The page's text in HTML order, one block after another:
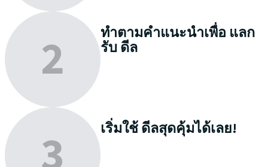
ทำตามคำแนะนำเพื่อ แลก
รับดีล
เริ่มใช้ดีลสุดคุ้มได้เลย!